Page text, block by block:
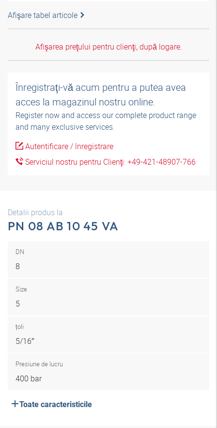
Afişare tabel articole
Afişarea preţului pentru clienţi, după logare.
Înregistraţi-vă acum pentru a putea avea
acces la magazinul nostru online.
Register now and access our complete product range
and many exclusive services.
Autentificare / înregistrare
Serviciul nostru pentru Clienţi: +49-421-48907-766
Detalii produs la
PN 08 AB 10 45 VA
DN
8
Size
5
țoli
5/16″
Presiune de lucru
400 bar
Toate caracteristicile